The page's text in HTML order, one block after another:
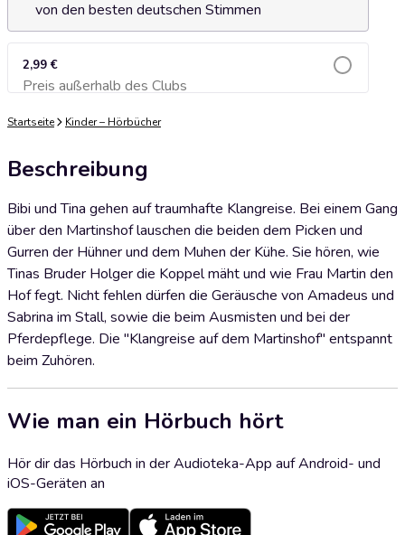
von den besten deutschen Stimmen
2,99 €
Preis außerhalb des ClubsZum Warenkorb hinzufügen
Startseite Kinder – Hörbücher
Beschreibung
Bibi und Tina gehen auf traumhafte Klangreise. Bei einem Gang
über den Martinshof lauschen die beiden dem Picken und
Gurren der Hühner und dem Muhen der Kühe. Sie hören, wie
Tinas Bruder Holger die Koppel mäht und wie Frau Martin den
Hof fegt. Nicht fehlen dürfen die Geräusche von Amadeus und
Sabrina im Stall, sowie die beim Ausmisten und bei der
Pferdepflege. Die "Klangreise auf dem Martinshof" entspannt
beim Zuhören.
Wie man ein Hörbuch hört
Hör dir das Hörbuch in der Audioteka-App auf Android- und
iOS-Geräten an